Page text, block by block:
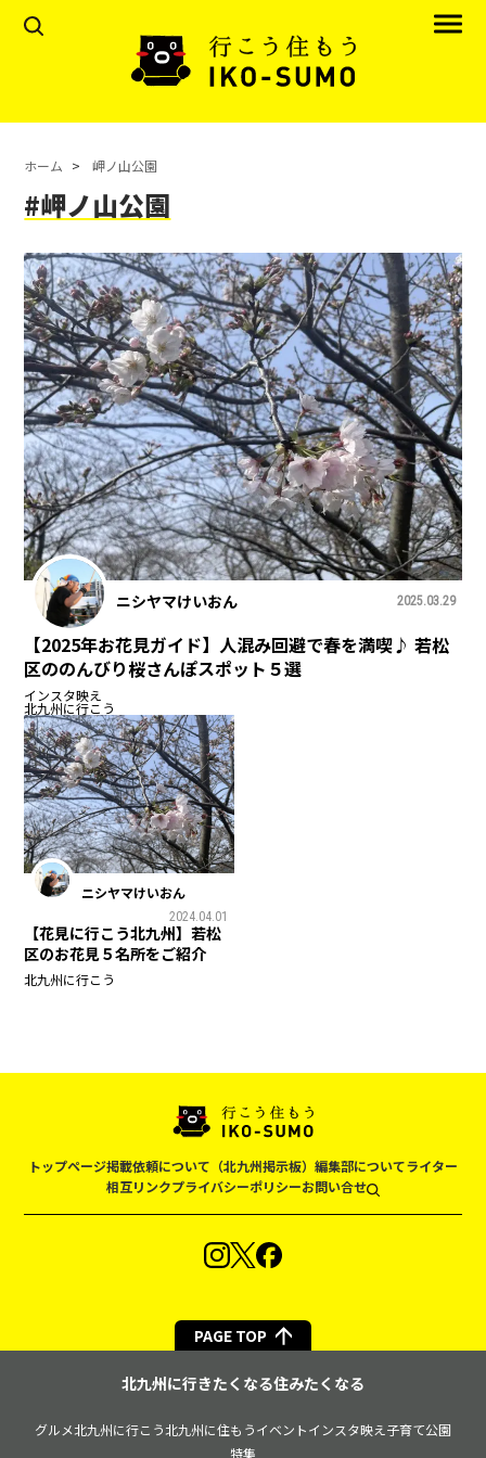
ホーム 岬ノ山公園
#岬ノ山公園
ニシヤマけいおん 2025.03.29
【2025年お花見ガイド】人混み回避で春を満喫♪ 若松
区ののんびり桜さんぽスポット５選
インスタ映え
北九州に行こう
ニシヤマけいおん
2024.04.01
【花見に行こう北九州】若松
区のお花見５名所をご紹介
北九州に行こう
トップページ掲載依頼について（北九州掲示板） 編集部についてライター
相互リンクプライバシーポリシーお問い合せ
PAGE TOP
北九州に行きたくなる住みたくなる
グルメ北九州に行こう北九州に住もうイベントインスタ映え子育て公園
特集